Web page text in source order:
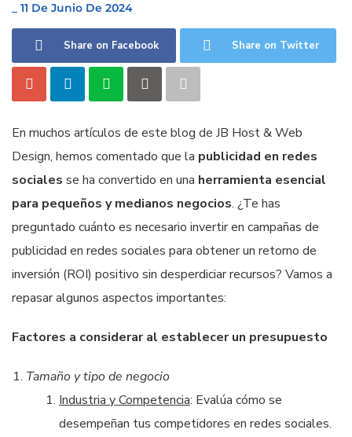
11 De Junio De 2024
Share on Facebook Share on Twitter
En muchos artículos de este blog de JB Host & Web
Design, hemos comentado que la publicidad en redes
sociales se ha convertido en una herramienta esencial
para pequeños y medianos negocios. ¿Te has
preguntado cuánto es necesario invertir en campañas de
publicidad en redes sociales para obtener un retorno de
inversión (ROI) positivo sin desperdiciar recursos? Vamos a
repasar algunos aspectos importantes:
Factores a considerar al establecer un presupuesto
Tamaño y tipo de negocio
Industria y Competencia: Evalúa cómo se
desempeñan tus competidores en redes sociales.